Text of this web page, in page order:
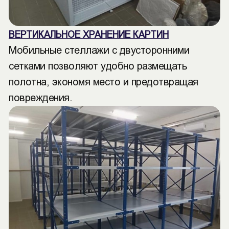
ВЕРТИКАЛЬНОЕ ХРАНЕНИЕ КАРТИН
Мобильные стеллажи с двусторонними
сетками позволяют удобно размещать
полотна, экономя место и предотвращая
повреждения.